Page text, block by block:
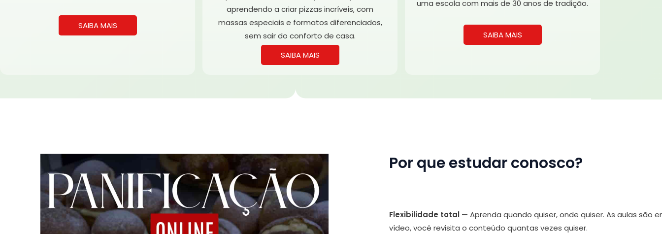
SAIBA MAIS
aprendendo a criar pizzas incríveis, com
massas especiais e formatos diferenciados,
sem sair do conforto de casa.
SAIBA MAIS
uma escola com mais de 30 anos de tradição.
SAIBA MAIS
Por que estudar conosco?
Flexibilidade total — Aprenda quando quiser, onde quiser. As aulas são
vídeo, você revisita o conteúdo quantas vezes quiser.